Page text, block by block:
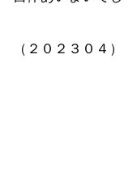
（２０２３０４）